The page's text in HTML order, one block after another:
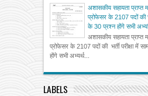
अशासकीय सहायता प्राप्त
प्रोफेसर के 2107 पदों की
के 30 प्रश्न होंगे सभी
अशासकीय सहायता प्राप्त
प्रोफेसर के 2107 पदों की भर्ती परीक्षा में
होंगे सभी अभ्यर्थ...
LABELS